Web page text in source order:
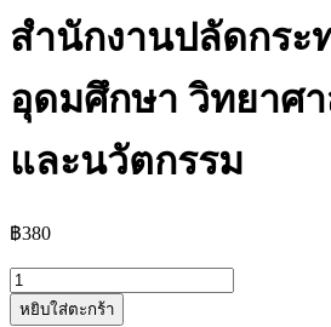
สำนักงานปลัดกระ
อุดมศึกษา วิทยาศ
และนวัตกรรม
฿380
จำนวน
แนว
หยิบใส่ตะกร้า